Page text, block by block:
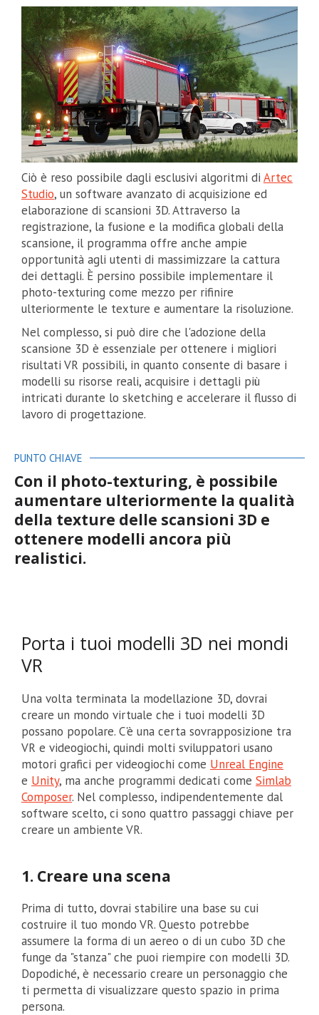
Ciò è reso possibile dagli esclusivi algoritmi di Artec
Studio, un software avanzato di acquisizione ed
elaborazione di scansioni 3D. Attraverso la
registrazione, la fusione e la modifica globali della
scansione, il programma offre anche ampie
opportunità agli utenti di massimizzare la cattura
dei dettagli. È persino possibile implementare il
photo-texturing come mezzo per rifinire
ulteriormente le texture e aumentare la risoluzione.
Nel complesso, si può dire che l'adozione della
scansione 3D è essenziale per ottenere i migliori
risultati VR possibili, in quanto consente di basare i
modelli su risorse reali, acquisire i dettagli più
intricati durante lo sketching e accelerare il flusso di
lavoro di progettazione.
PUNTO CHIAVE
Con il photo-texturing, è possibile
aumentare ulteriormente la qualità
della texture delle scansioni 3D e
ottenere modelli ancora più
realistici.
Porta i tuoi modelli 3D nei mondi
VR
Una volta terminata la modellazione 3D, dovrai
creare un mondo virtuale che i tuoi modelli 3D
possano popolare. C'è una certa sovrapposizione tra
VR e videogiochi, quindi molti sviluppatori usano
motori grafici per videogiochi come Unreal Engine
e Unity, ma anche programmi dedicati come Simlab
Composer. Nel complesso, indipendentemente dal
software scelto, ci sono quattro passaggi chiave per
creare un ambiente VR.
1. Creare una scena
Prima di tutto, dovrai stabilire una base su cui
costruire il tuo mondo VR. Questo potrebbe
assumere la forma di un aereo o di un cubo 3D che
funge da "stanza" che puoi riempire con modelli 3D.
Dopodiché, è necessario creare un personaggio che
ti permetta di visualizzare questo spazio in prima
persona.